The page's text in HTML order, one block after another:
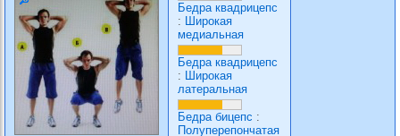
Бедра квадрицепс
: Широкая
медиальная
Бедра квадрицепс
: Широкая
латеральная
Бедра бицепс :
Полуперепончатая